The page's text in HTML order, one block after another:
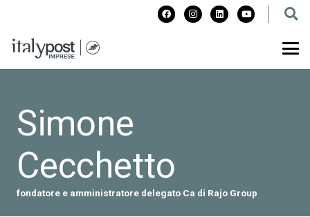
Simone
Cecchetto
fondatore e amministratore delegato Ca di Rajo Group